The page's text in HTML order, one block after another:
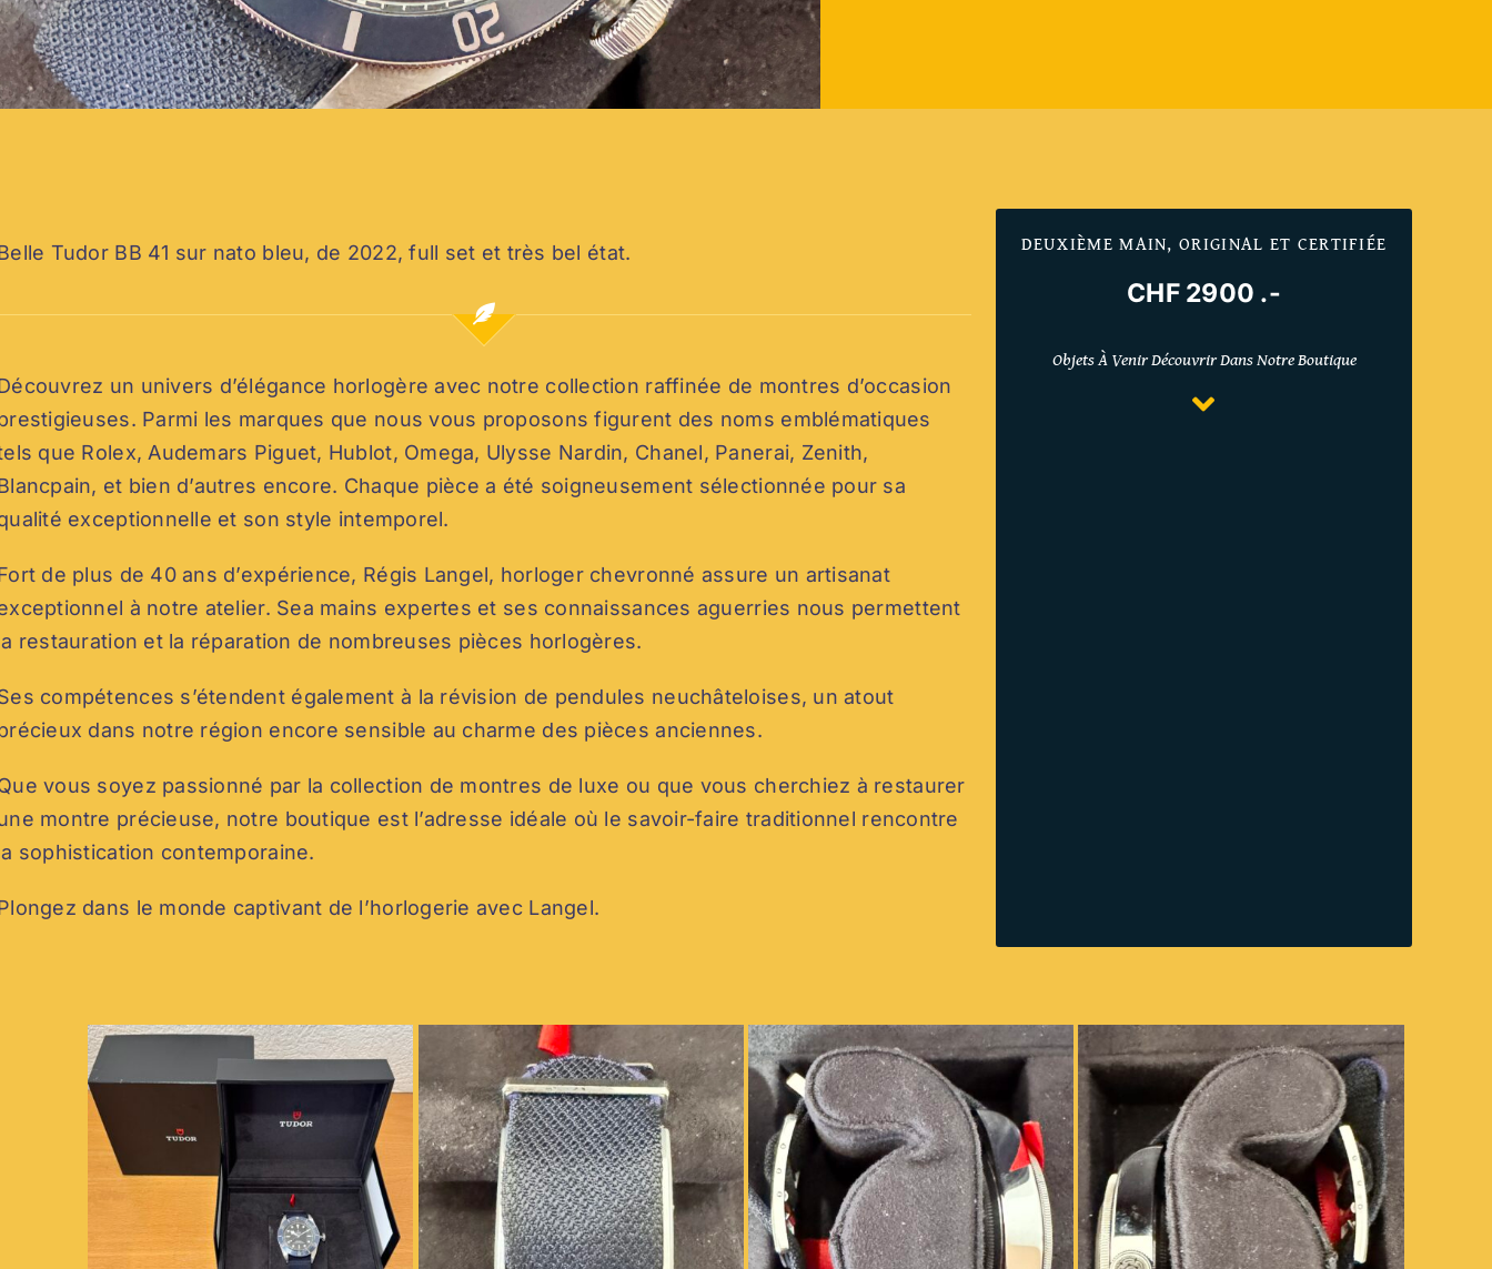
Tudor BB 41 sur nato bleu, de 2022, full set et très bel état.
un univers d’élégance horlogère avec notre collection raffinée de montres d’occasion
Parmi les marques que nous vous proposons figurent des noms emblématiques
que Rolex, Audemars Piguet, Hublot, Omega, Ulysse Nardin, Chanel, Panerai, Zenith,
et bien d’autres encore. Chaque pièce a été soigneusement sélectionnée pour sa
exceptionnelle et son style intemporel.
de plus de 40 ans d’expérience, Régis Langel, horloger chevronné assure un artisanat
à notre atelier. Sea mains expertes et ses connaissances aguerries nous permettent
restauration et la réparation de nombreuses pièces horlogères.
compétences s’étendent également à la révision de pendules neuchâteloises, un atout
dans notre région encore sensible au charme des pièces anciennes.
vous soyez passionné par la collection de montres de luxe ou que vous cherchiez à restaurer
montre précieuse, notre boutique est l’adresse idéale où le savoir-faire traditionnel rencontre
sophistication contemporaine.
dans le monde captivant de l’horlogerie avec Langel.
DEUXIÈME MAIN, ORIGINAL ET CERTIFIÉE
CHF 2900 .-
Objets À Venir Découvrir Dans Notre Boutique